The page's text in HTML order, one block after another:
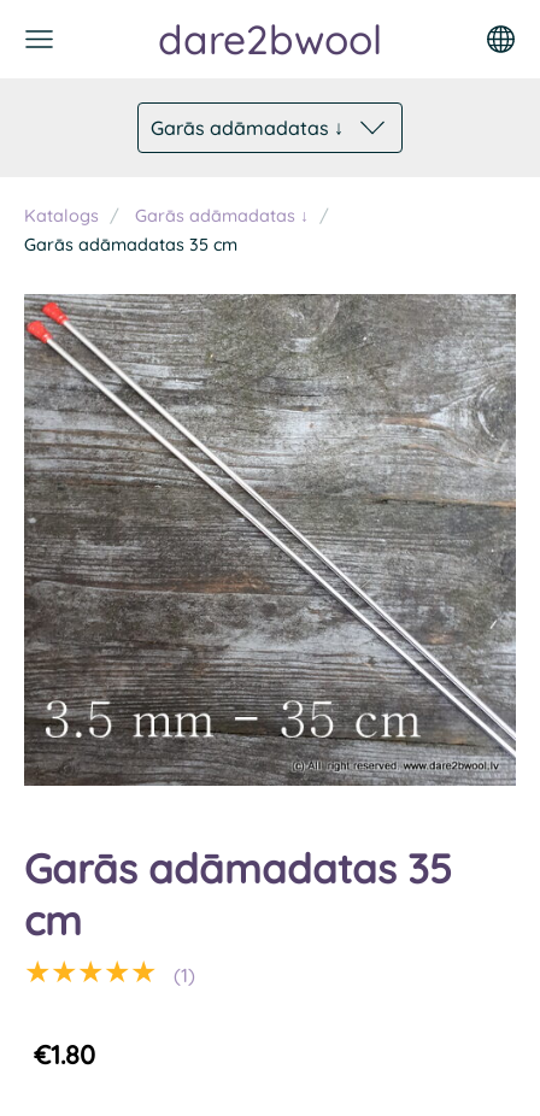
dare2bwool
Garās adāmadatas ↓
Katalogs
Garās adāmadatas ↓
Garās adāmadatas 35 cm
Garās adāmadatas 35
cm
★★★★★ (1)
€1.80